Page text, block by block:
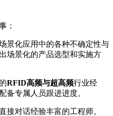
：
景化应用中的各种不确定性与
场景化的产品选型和实施方
RFID高频与超高频行业经
备专属人员跟进进度。
接对话经验丰富的工程师。